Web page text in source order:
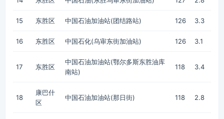
15 东胜区 中国石油加油站(团结路站) 126 3.3
16 东胜区 中国石化(乌审东街加油站) 126 3.1
17 东胜区
中国石油加油站(鄂尔多斯东胜油库
南站)
118 3.4
18
康巴什
区
中国石油加油站(那日街) 118 2.8